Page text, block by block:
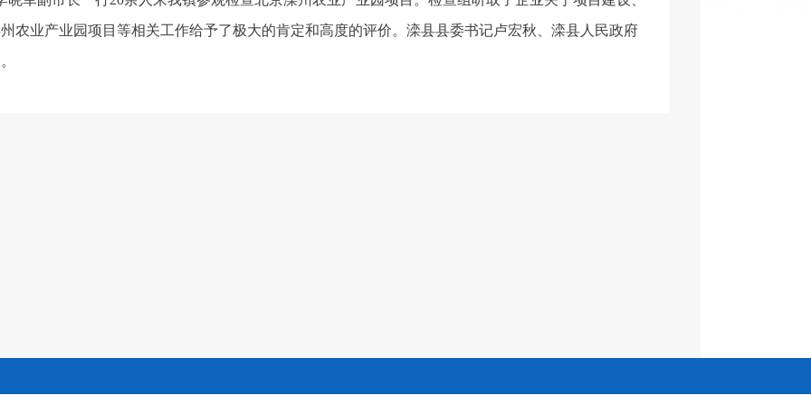
农业产业园项目等相关工作给予了极大的肯定和高度的评价。滦县县委书记卢宏秋、滦县人民政府